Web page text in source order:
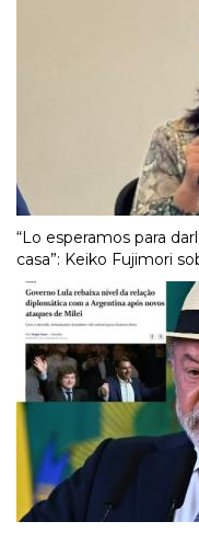
“Lo esperamos para
casa”: Keiko Fujimori